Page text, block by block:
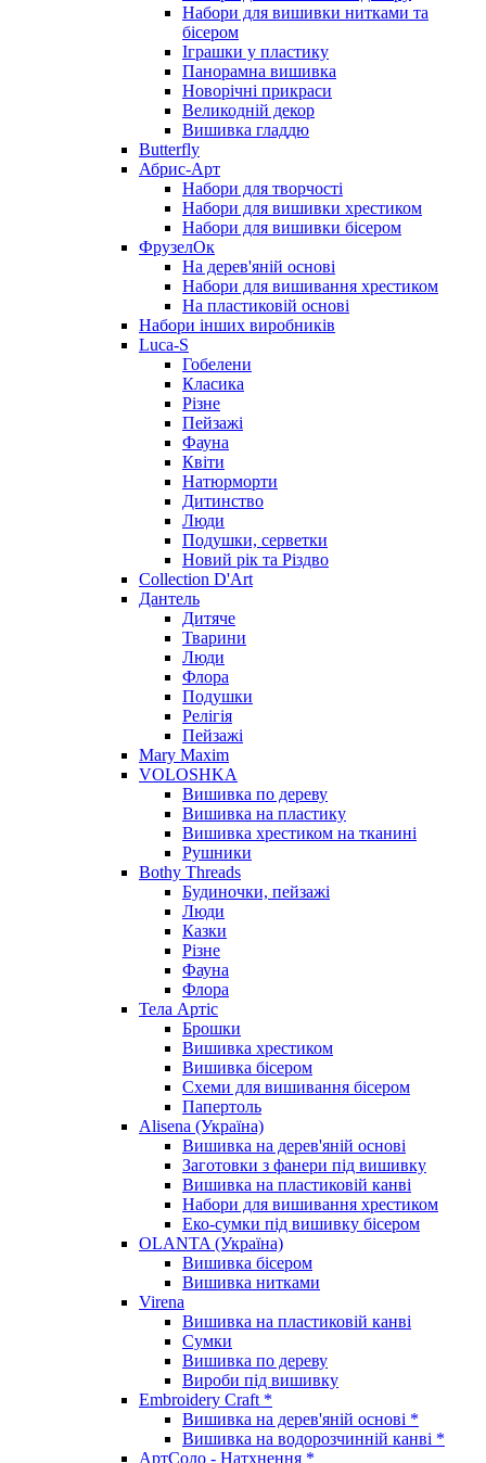
Набори для вишивки нитками та
бісером
Іграшки у пластику
Панорамна вишивка
Новорічні прикраси
Великодній декор
Вишивка гладдю
Butterfly
Абрис-Арт
Набори для творчості
Набори для вишивки хрестиком
Набори для вишивки бісером
ФрузелОк
На дерев'яній основі
Набори для вишивання хрестиком
На пластиковій основі
Набори інших виробників
Luca-S
Гобелени
Класика
Різне
Пейзажі
Фауна
Квіти
Натюрморти
Дитинство
Люди
Подушки, серветки
Новий рік та Різдво
Collection D'Art
Дантель
Дитяче
Тварини
Люди
Флора
Подушки
Релігія
Пейзажі
Mary Maxim
VOLOSHKA
Вишивка по дереву
Вишивка на пластику
Вишивка хрестиком на тканині
Рушники
Bothy Threads
Будиночки, пейзажі
Люди
Казки
Різне
Фауна
Флора
Тела Артіс
Брошки
Вишивка хрестиком
Вишивка бісером
Схеми для вишивання бісером
Папертоль
Alisena (Україна)
Вишивка на дерев'яній основі
Заготовки з фанери під вишивку
Вишивка на пластиковій канві
Набори для вишивання хрестиком
Еко-сумки під вишивку бісером
OLANTA (Україна)
Вишивка бісером
Вишивка нитками
Virena
Вишивка на пластиковій канві
Сумки
Вишивка по дереву
Вироби під вишивку
Embroidery Craft *
Вишивка на дерев'яній основі *
Вишивка на водорозчинній канві *
АртСоло - Натхнення *